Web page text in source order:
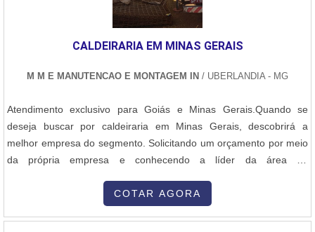
CALDEIRARIA EM MINAS GERAIS
M M E MANUTENCAO E MONTAGEM IN / UBERLANDIA - MG
Atendimento exclusivo para Goiás e Minas Gerais.Quando se
deseja buscar por caldeiraria em Minas Gerais, descobrirá a
melhor empresa do segmento. Solicitando um orçamento por meio
da própria empresa e conhecendo a líder da área de
GERAISQuem pesquisa na internet por caldeiraria em Minas
COTAR AGORA